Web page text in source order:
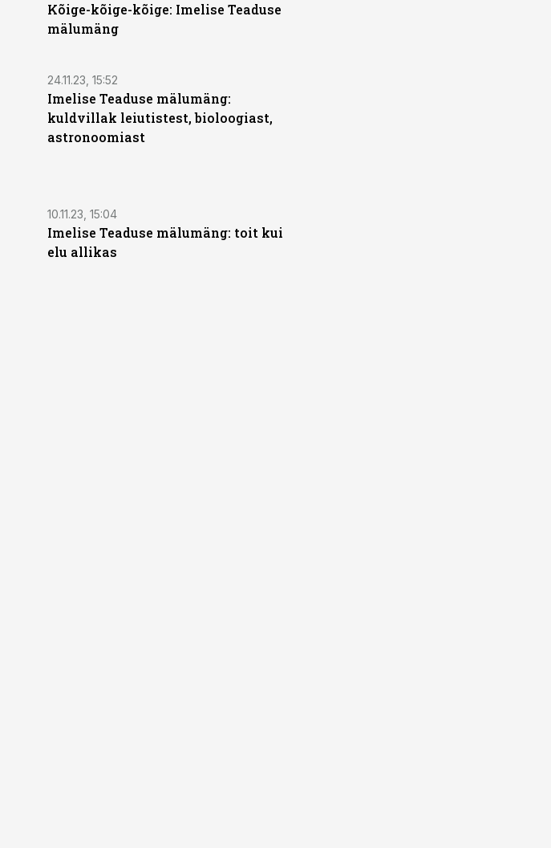
Kõige-kõige-kõige: Imelise Teaduse
mälumäng
24.11.23, 15:52
Imelise Teaduse mälumäng:
kuldvillak leiutistest, bioloogiast,
astronoomiast
10.11.23, 15:04
Imelise Teaduse mälumäng: toit kui
elu allikas